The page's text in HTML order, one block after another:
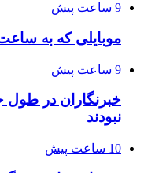
9 ساعت پیش
موبایلی که به
9 ساعت پیش
خبرنگاران در
نبودند
10 ساعت پیش